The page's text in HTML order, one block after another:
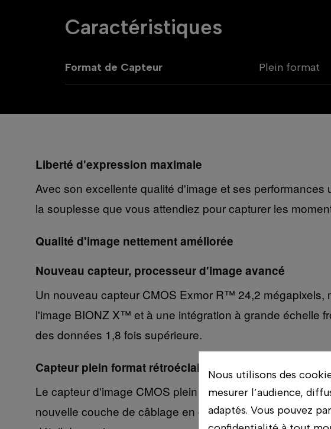
Caractéristiques
Format de Capteur Plein format
Liberté d'expression maximale
Avec son excellente qualité d'image et ses
la souplesse que vous attendiez pour capturer les
Qualité d'image nettement améliorée
Nouveau capteur, processeur d'image avancé
Un nouveau capteur CMOS Exmor R™ 24,2 mégapixels,
l'image BIONZ X™ et à une intégration à grande échelle
des données 1,8 fois supérieure.
Capteur plein format rétroéclairé
Le capteur d'image CMOS plein format 35 mm avec
nouvelle couche de câblage en cuivre pour accélérer le
Nous utilisons des
mesurer l’audience,
adaptés. Vous pouvez